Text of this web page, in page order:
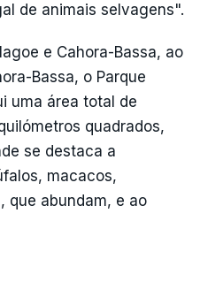
de animais selvagens".
e Cahora-Bassa, ao
Bassa, o Parque
uma área total de
quadrados,
se destaca a
macacos,
que abundam, e ao